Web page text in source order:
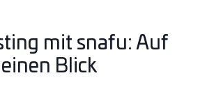
mit snafu: Auf
einen Blick